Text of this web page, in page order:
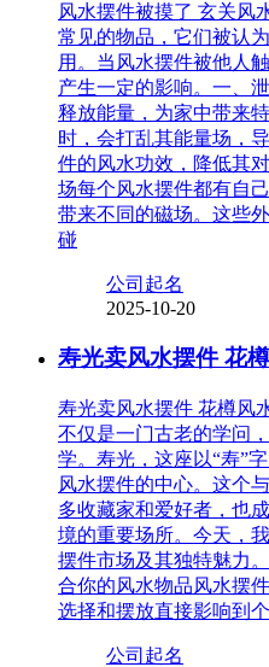
风水摆件被摸了 玄关风
常见的物品，它们被认
用。当风水摆件被他人
产生一定的影响。一、
释放能量，为家中带来
时，会打乱其能量场，
件的风水功效，降低其
场每个风水摆件都有自
带来不同的磁场。这些
碰
公司起名
2025-10-20
寿光卖风水摆件 花
寿光卖风水摆件 花樽风
不仅是一门古老的学问
学。寿光，这座以“寿”
风水摆件的中心。这个
多收藏家和爱好者，也
境的重要场所。今天，
摆件市场及其独特魅力
合你的风水物品风水摆
选择和摆放直接影响到
公司起名